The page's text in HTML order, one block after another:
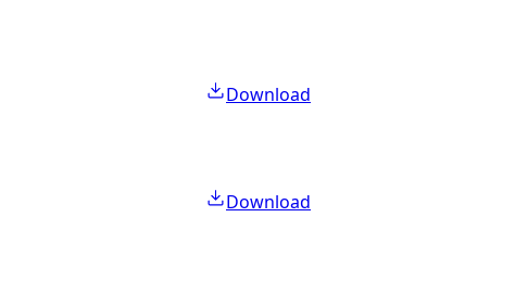
Download
Download